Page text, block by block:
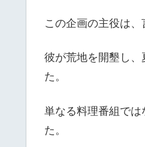
この企画の主役は、
彼が荒地を開墾し
た。
単なる料理番組で
た。